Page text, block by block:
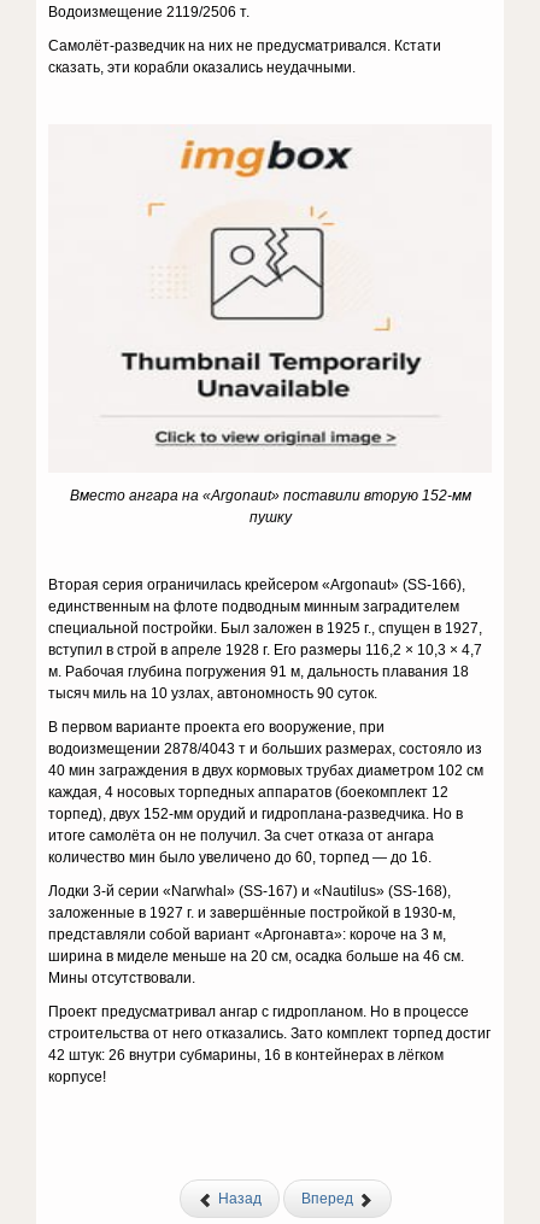
Водоизмещение 2119/2506 т.
Самолёт-разведчик на них не предусматривался. Кстати
сказать, эти корабли оказались неудачными.
Вместо ангара на «Argonaut» поставили вторую 152-мм
пушку
Вторая серия ограничилась крейсером «Argonaut» (SS-166),
единственным на флоте подводным минным заградителем
специальной постройки. Был заложен в 1925 г., спущен в 1927,
вступил в строй в апреле 1928 г. Его размеры 116,2 × 10,3 × 4,7
м. Рабочая глубина погружения 91 м, дальность плавания 18
тысяч миль на 10 узлах, автономность 90 суток.
В первом варианте проекта его вооружение, при
водоизмещении 2878/4043 т и больших размерах, состояло из
40 мин заграждения в двух кормовых трубах диаметром 102 см
каждая, 4 носовых торпедных аппаратов (боекомплект 12
торпед), двух 152-мм орудий и гидроплана-разведчика. Но в
итоге самолёта он не получил. За счет отказа от ангара
количество мин было увеличено до 60, торпед — до 16.
Лодки 3-й серии «Narwhal» (SS-167) и «Nautilus» (SS-168),
заложенные в 1927 г. и завершённые постройкой в 1930-м,
представляли собой вариант «Аргонавта»: короче на 3 м,
ширина в миделе меньше на 20 см, осадка больше на 46 см.
Мины отсутствовали.
Проект предусматривал ангар с гидропланом. Но в процессе
строительства от него отказались. Зато комплект торпед достиг
42 штук: 26 внутри субмарины, 16 в контейнерах в лёгком
корпусе!
Назад Вперед